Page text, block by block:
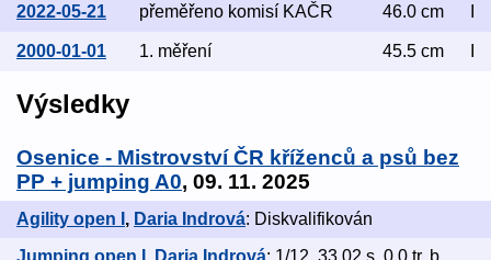
2022-05-21 přeměřeno komisí KAČR 46.0 cm
2000-01-01 1. měření 45.5 cm
Výsledky
Osenice - Mistrovství ČR kříženců a psů bez
PP + jumping A0, 09. 11. 2025
Agility open I , Daria Indrová: Diskvalifikován
Jumping open I , Daria Indrová: 1/12, 33.02 s, 0.0 tr. b.,